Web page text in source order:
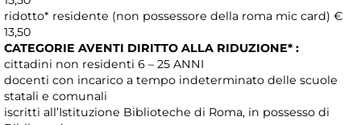
ridotto* residente (non possessore della roma mic card) €
13,50
CATEGORIE AVENTI DIRITTO ALLA RIDUZIONE* :
cittadini non residenti 6 – 25 ANNI
docenti con incarico a tempo indeterminato delle scuole
statali e comunali
iscritti all’Istituzione Biblioteche di Roma, in possesso di